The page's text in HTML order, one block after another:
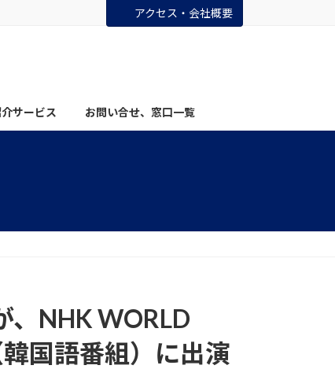
アクセス・会社概要
サービス お問い合せ、窓口一覧
、NHK WORLD
国語番組）に出演